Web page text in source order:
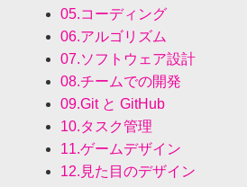
05.コーディング
06.アルゴリズム
07.ソフトウェア設計
08.チームでの開発
09.Git と GitHub
10.タスク管理
11.ゲームデザイン
12.見た目のデザイン